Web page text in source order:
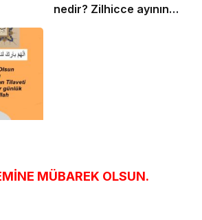
nedir? Zilhicce ayının
MÜBAREK OLSUN.